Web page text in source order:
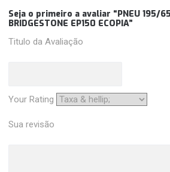
Seja o primeiro a avaliar “PNEU 195/65
BRIDGESTONE EP150 ECOPIA”
Titulo da Avaliação
Your Rating
Sua revisão